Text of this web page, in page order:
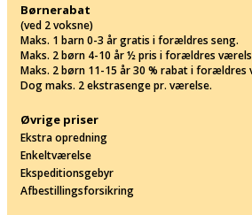
Børnerabat
(ved 2 voksne)
Maks. 1 barn 0-3 år gratis i forældres seng.
Maks. 2 børn 4-10 år ½ pris i forældres
Maks. 2 børn 11-15 år 30 % rabat i forældres
Dog maks. 2 ekstrasenge pr. værelse.
Øvrige priser
Ekstra opredning
Enkeltværelse
Ekspeditionsgebyr
Afbestillingsforsikring